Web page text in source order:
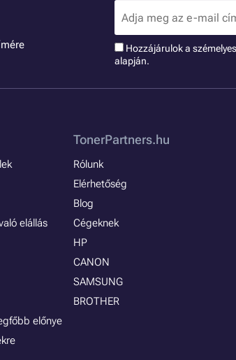
Hozzájárulok a
alapján.
elállás
előnye
TonerPartners.hu
Rólunk
Elérhetőség
Blog
Cégeknek
HP
CANON
SAMSUNG
BROTHER